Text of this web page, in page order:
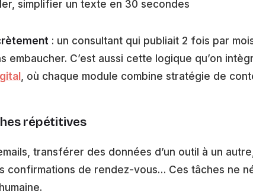
simplifier un texte en 30 secondes
: un consultant qui publiait 2 fois par
embaucher. C’est aussi cette logique qu’on
, où chaque module combine stratégie de
répétitives
transférer des données d’un outil à un
confirmations de rendez-vous… Ces tâches ne